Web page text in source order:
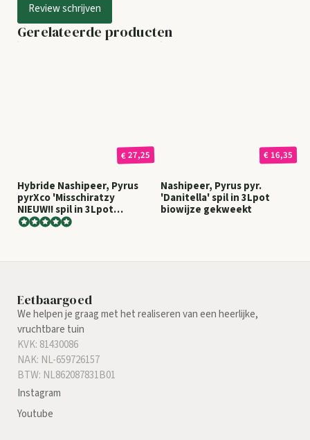
Review schrijven
Gerelateerde producten
€ 27,25
Hybride Nashipeer, Pyrus
pyrXco 'Misschiratzy
NIEUW!! spil in 3Lpot
biowijze gekweekt
€ 16,35
Nashipeer, Pyrus pyr.
'Danitella' spil in 3Lpot
biowijze gekweekt
Eetbaargoed
We helpen je graag met het realiseren van een heerlijke,
vruchtbare tuin
KVK: 81430086
NAK: NL-659726157
BTW: NL862087831B01
Instagram
Youtube